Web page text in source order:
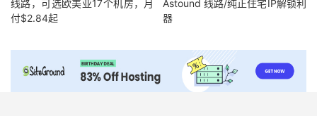
线路，可选欧美亚17个机房，月
付$2.84起
Astound 线路/纯正住宅IP解锁利
器